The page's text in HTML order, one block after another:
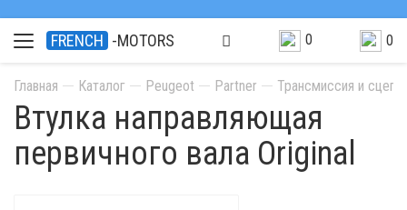
FRENCH -MOTORS 0 0
Главная Каталог Peugeot Partner Трансмиссия и
Втулка направляющая
первичного вала Original